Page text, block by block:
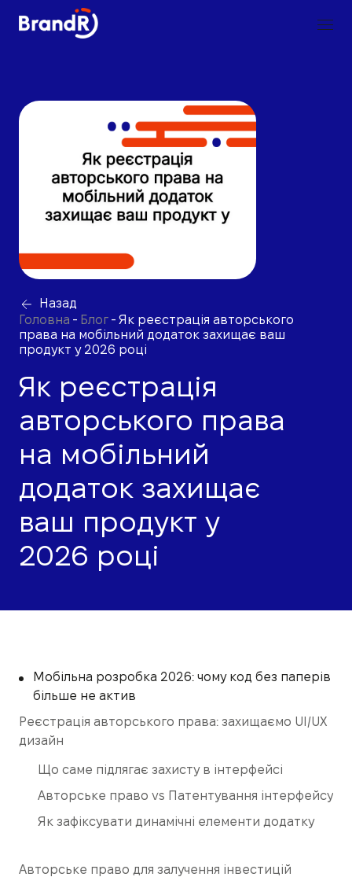
Назад
Головна - Блог - Як реєстрація авторського
права на мобільний додаток захищає ваш
продукт у 2026 році
Як реєстрація
авторського права
на мобільний
додаток захищає
ваш продукт у
2026 році
Мобільна розробка 2026: чому код без паперів
більше не актив
Реєстрація авторського права: захищаємо UI/UX
дизайн
Що саме підлягає захисту в інтерфейсі
Авторське право vs Патентування інтерфейсу
Як зафіксувати динамічні елементи додатку
Авторське право для залучення інвестицій